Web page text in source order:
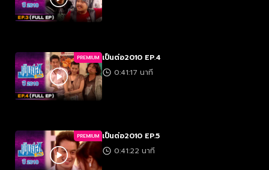
PREMIUM เป็นต่อ2010 EP.4
0:41:17 นาที
PREMIUM เป็นต่อ2010 EP.5
0:41:22 นาที